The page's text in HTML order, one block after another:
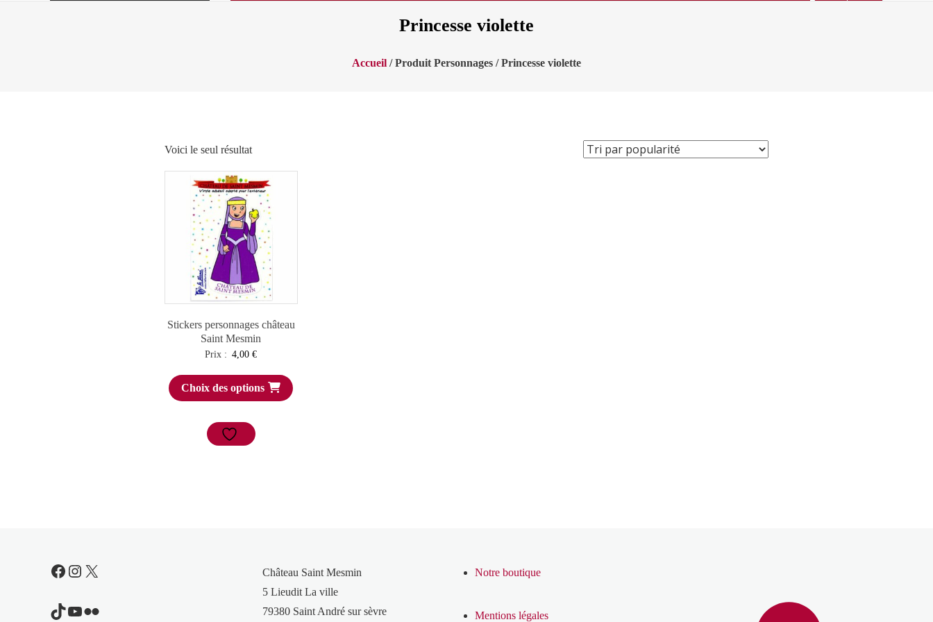
Princesse violette
Accueil / Produit Personnages / Princesse violette
Voici le seul résultat
Stickers personnages château
Saint Mesmin
Prix : 4,00€
Choix des options
Facebook
Instagram
X
TikTok
YouTube
Flickr
Château Saint Mesmin
5 Lieudit La ville
79380 Saint André sur sèvre
Notre boutique
Mentions légales